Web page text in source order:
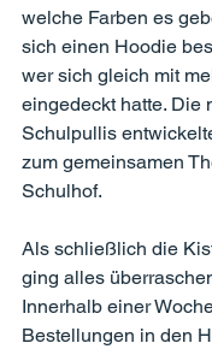
welche Farben es
sich einen Hoodie
wer sich gleich mit
eingedeckt hatte. Die
Schulpullis
zum gemeinsamen
Schulhof.
Als schließlich die
ging alles
Innerhalb einer
Bestellungen in den